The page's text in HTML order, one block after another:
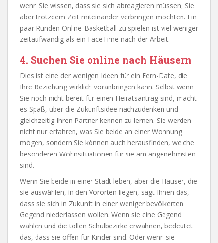
wenn Sie wissen, dass sie sich abreagieren müssen, Sie
aber trotzdem Zeit miteinander verbringen möchten. Ein
paar Runden Online-Basketball zu spielen ist viel weniger
zeitaufwändig als ein FaceTime nach der Arbeit.
4. Suchen Sie online nach Häusern
Dies ist eine der wenigen Ideen für ein Fern-Date, die
Ihre Beziehung wirklich voranbringen kann. Selbst wenn
Sie noch nicht bereit für einen Heiratsantrag sind, macht
es Spaß, über die Zukunftsidee nachzudenken und
gleichzeitig Ihren Partner kennen zu lernen. Sie werden
nicht nur erfahren, was Sie beide an einer Wohnung
mögen, sondern Sie können auch herausfinden, welche
besonderen Wohnsituationen für sie am angenehmsten
sind.
Wenn Sie beide in einer Stadt leben, aber die Häuser, die
sie auswählen, in den Vororten liegen, sagt Ihnen das,
dass sie sich in Zukunft in einer weniger bevölkerten
Gegend niederlassen wollen. Wenn sie eine Gegend
wählen und die tollen Schulbezirke erwähnen, bedeutet
das, dass sie offen für Kinder sind. Oder wenn sie